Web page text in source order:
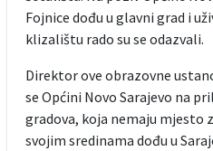
Fojnice dođu u glavni grad i
klizalištu rado su se odazvali.
Direktor ove obrazovne
se Općini Novo Sarajevo na
gradova, koja nemaju mjesto
svojim sredinama dođu u